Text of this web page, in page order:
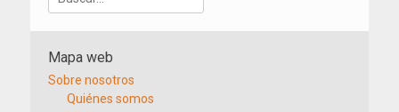
Mapa web
Sobre nosotros
Quiénes somos